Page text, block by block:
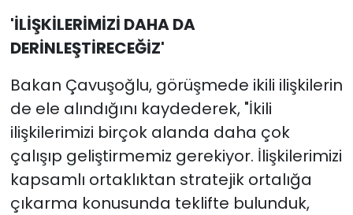
'İLİŞKİLERİMİZİ DAHA DA
DERİNLEŞTİRECEĞİZ'
Bakan Çavuşoğlu, görüşmede ikili ilişkilerin
de ele alındığını kaydederek, "İkili
ilişkilerimizi birçok alanda daha çok
çalışıp geliştirmemiz gerekiyor. İlişkilerimizi
kapsamlı ortaklıktan stratejik ortalığa
çıkarma konusunda teklifte bulunduk,